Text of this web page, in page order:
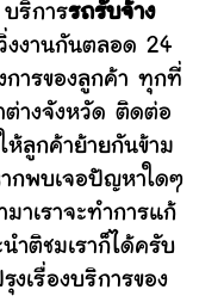
ริการรถรับจ้าง
วิ่งงานกันตลอด 24
การของลูกค้า ทุกที่
ต่างจังหวัด ติดต่อ
ห้ลูกค้าย้ายกันข้าม
กพบเจอปัญหาใดๆ
าเราจะทำการแก้
ำติชมเราก็ได้ครับ
งเรื่องบริการของ